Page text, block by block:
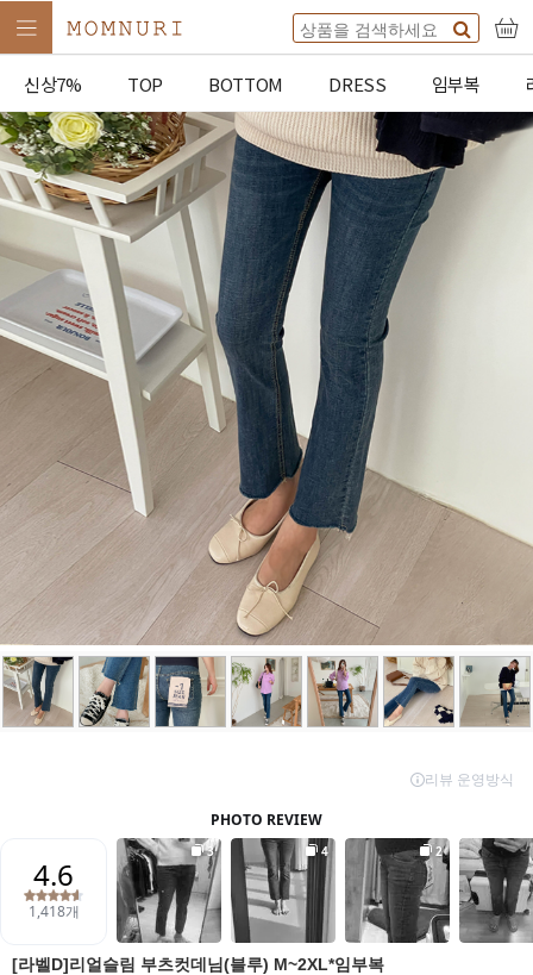
신상7% TOP BOTTOM DRESS 임부복
[라벨D]리얼슬림 부츠컷데님(블루) M~2XL*임부복